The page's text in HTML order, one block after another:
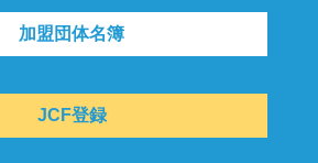
加盟団体名簿
JCF登録